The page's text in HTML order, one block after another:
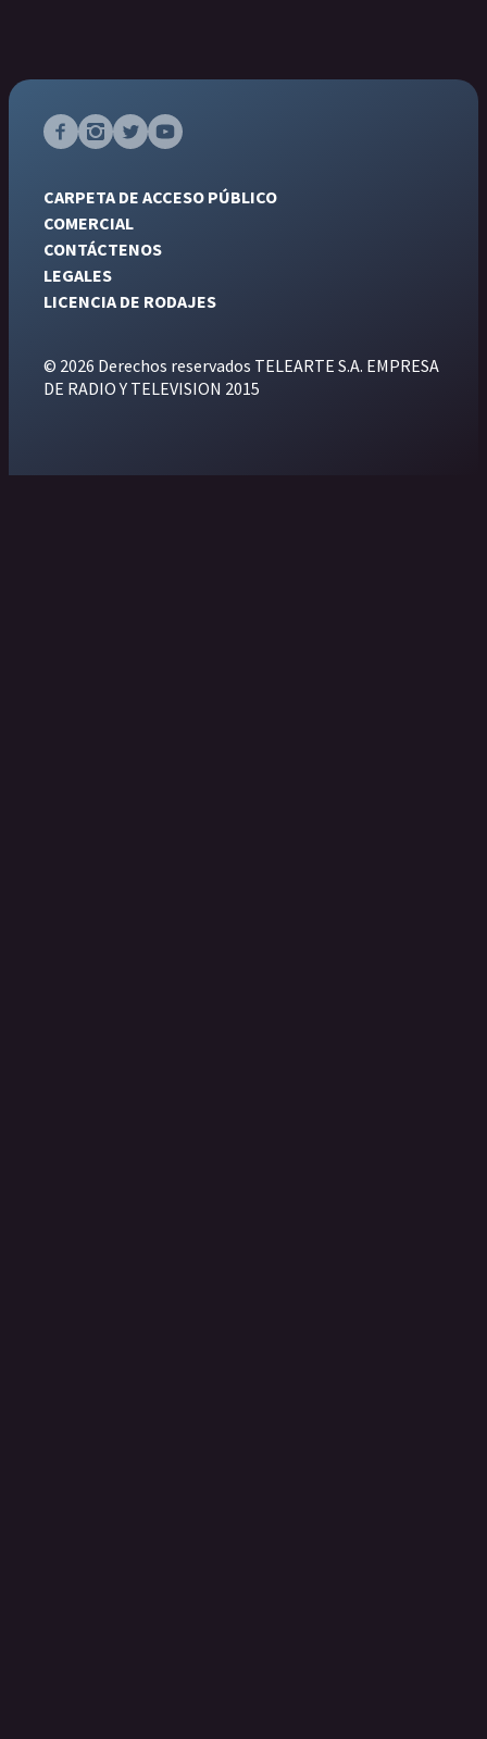
CARPETA DE ACCESO PÚBLICO
COMERCIAL
CONTÁCTENOS
LEGALES
LICENCIA DE RODAJES
© 2026 Derechos reservados TELEARTE S.A. EMPRESA
DE RADIO Y TELEVISION 2015